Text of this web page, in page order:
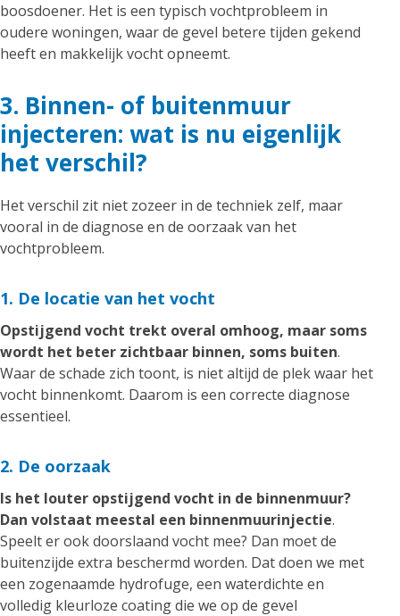
boosdoener. Het is een typisch vochtprobleem in
oudere woningen, waar de gevel betere tijden gekend
heeft en makkelijk vocht opneemt.
3. Binnen- of buitenmuur
injecteren: wat is nu eigenlijk
het verschil?
Het verschil zit niet zozeer in de techniek zelf, maar
vooral in de diagnose en de oorzaak van het
vochtprobleem.
1. De locatie van het vocht
Opstijgend vocht trekt overal omhoog, maar soms
wordt het beter zichtbaar binnen, soms buiten.
Waar de schade zich toont, is niet altijd de plek waar het
vocht binnenkomt. Daarom is een correcte diagnose
essentieel.
2. De oorzaak
Is het louter opstijgend vocht in de binnenmuur?
Dan volstaat meestal een binnenmuurinjectie.
Speelt er ook doorslaand vocht mee? Dan moet de
buitenzijde extra beschermd worden. Dat doen we met
een zogenaamde hydrofuge, een waterdichte en
volledig kleurloze coating die we op de gevel